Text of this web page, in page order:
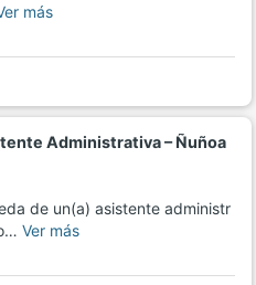
más
Administrativa – Ñuñoa
de un(a) asistente administr
Ver más